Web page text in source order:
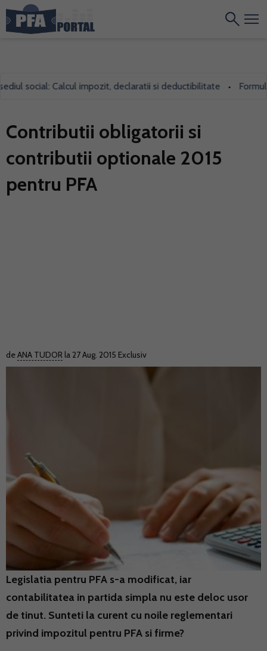
social: Calcul impozit, declaratii si deductibilitate •
Contributii obligatorii si
contributii optionale 2015
pentru PFA
deANA TUDOR la 27 Aug. 2015 Exclusiv
Legislatia pentru PFA s-a modificat, iar
contabilitatea in partida simpla nu este deloc usor
de tinut. Sunteti la curent cu noile reglementari
privind impozitul pentru PFA si firme?